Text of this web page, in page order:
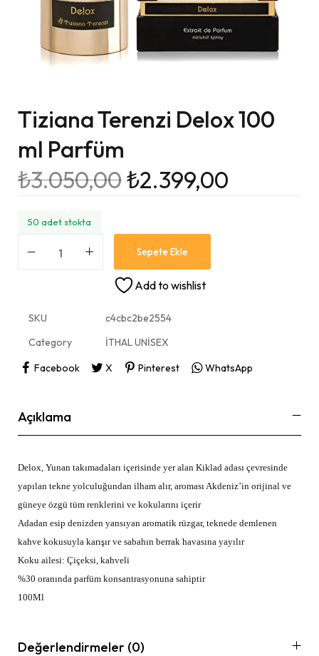
Tiziana Terenzi Delox 100
ml Parfüm
₺3.050,00₺2.399,00
50 adet stokta
Sepete Ekle
Add to wishlist
SKU
c4cbc2be2554
Category
İTHAL UNİSEX
Facebook
X Pinterest WhatsApp
Açıklama
Delox, Yunan takımadaları içerisinde yer alan Kiklad adası çevresinde
yapılan tekne yolculuğundan ilham alır, aroması Akdeniz’in orijinal ve
güneye özgü tüm renklerini ve kokularını içerir
Adadan esip denizden yansıyan aromatik rüzgar, teknede demlenen
kahve kokusuyla karışır ve sabahın berrak havasına yayılır
Koku ailesi: Çiçeksi, kahveli
%30 oranında parfüm konsantrasyonuna sahiptir
100Ml
Değerlendirmeler (0)